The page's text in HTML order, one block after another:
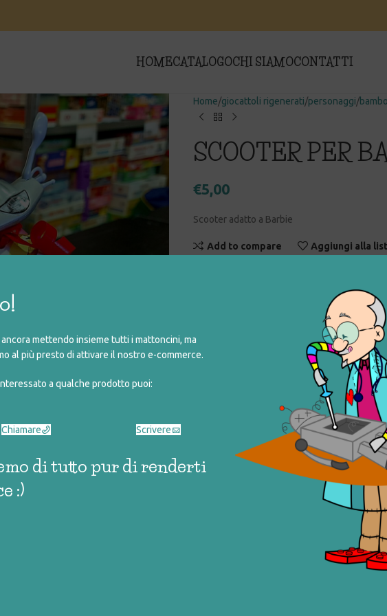
ancora mettendo insieme tutti i mattoncini, ma
al più presto di attivare il nostro e-commerce.
a qualche prodotto puoi:
Chiamare Scrivere
di tutto pur di renderti
:)
HOMECATALOGOCHI SIAMOCONTATTI
Home giocattoli rigenerati personaggi
SCOOTER PER
€5,00
Scooter adatto a Barbie
Add to compare Aggiungi alla
bambole e accessori, giocattoli
Share: